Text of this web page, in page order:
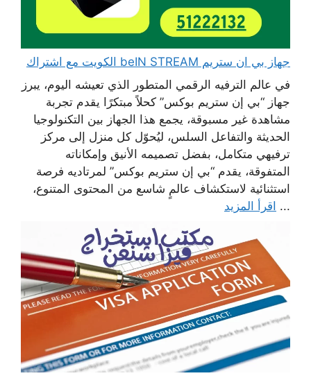
جهاز بي ان ستريم beIN STREAM الكويت مع اشتراك
في عالم الترفيه الرقمي المتطور الذي تعيشه اليوم، يبرز
جهاز “بي إن ستريم بوكس” كحلاً مبتكرًا يقدم تجربة
مشاهدة غير مسبوقة، يجمع هذا الجهاز بين التكنولوجيا
الحديثة والتفاعل السلس، ليُحوّل كل منزل إلى مركز
ترفيهي متكامل، بفضل تصميمه الأنيق وإمكاناته
المتفوقة، يقدم “بي إن ستريم بوكس” لمرتاديه فرصة
استثنائية لاستكشاف عالمٍ شاسع من المحتوى المتنوع،
... اقرأ المزيد